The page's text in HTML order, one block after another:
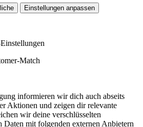
Einstellungen anpassen
Match
informieren wir dich auch abseits
Aktionen und zeigen dir relevante
wir deine verschlüsselten
Daten mit folgenden externen Anbietern